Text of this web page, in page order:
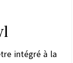
intégré à la